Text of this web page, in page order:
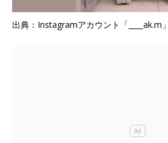
出典：Instagramアカウント「____ak.m」